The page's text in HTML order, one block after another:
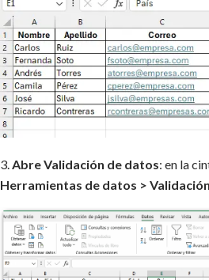
3.Abre Validación de datos: en la
Herramientas de datos >